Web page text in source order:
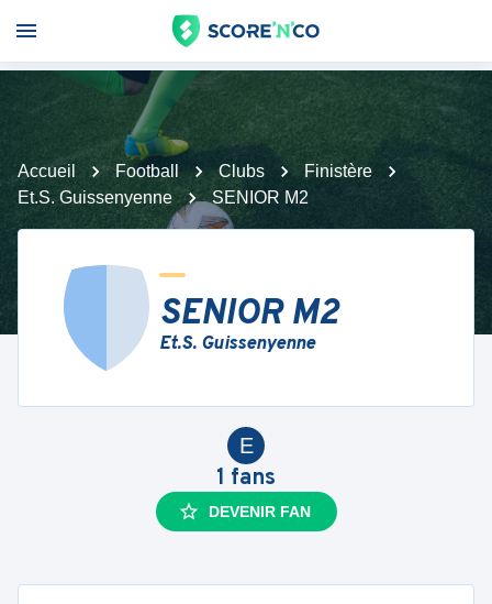
Accueil Football Clubs
Finistère
Et.S. Guissenyenne
SENIOR M2
SENIOR M2
Et.S. Guissenyenne
E
1 fans
DEVENIR FAN